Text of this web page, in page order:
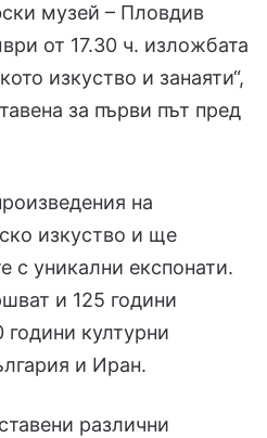
музей – Пловдив
от 17.30 ч. изложбата
изкуство и занаяти“,
за първи път пред
на
изкуство и ще
с уникални експонати.
и 125 години
културни
и Иран.
различни